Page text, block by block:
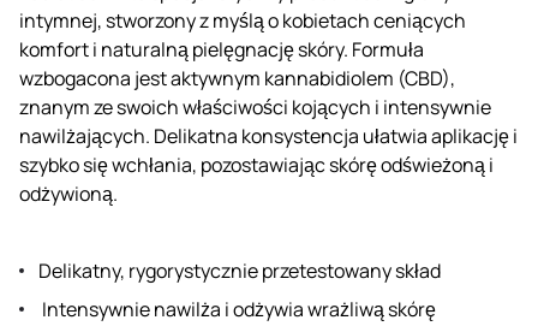
intymnej, stworzony z myślą o kobietach ceniących
komfort i naturalną pielęgnację skóry. Formuła
wzbogacona jest aktywnym kannabidiolem (CBD),
znanym ze swoich właściwości kojących i intensywnie
nawilżających. Delikatna konsystencja ułatwia aplikację i
szybko się wchłania, pozostawiając skórę odświeżoną i
odżywioną.
Delikatny, rygorystycznie przetestowany skład
Intensywnie nawilża i odżywia wrażliwą skórę